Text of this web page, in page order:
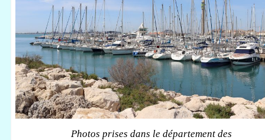
Photos prises dans le département des